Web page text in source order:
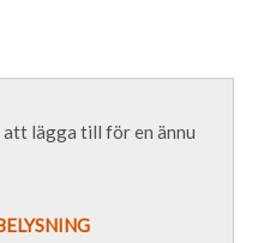
lägga till för en ännu